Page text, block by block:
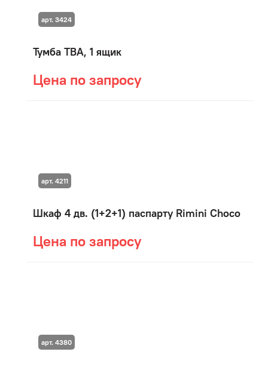
Тумба ТВА, 1 ящик
Цена по запросу
арт. 3424
Шкаф 4 дв. (1+2+1) паспарту Rimini Choco
Цена по запросу
арт. 4211
арт. 4380